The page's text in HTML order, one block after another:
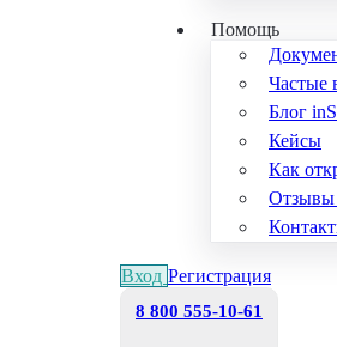
Помощь
Частые
Блог
Кейсы
Как
Отзывы
Вход Регистрация
8 800 555-10-61